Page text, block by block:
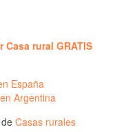
Casa rural GRATIS
España
Argentina
Casas rurales